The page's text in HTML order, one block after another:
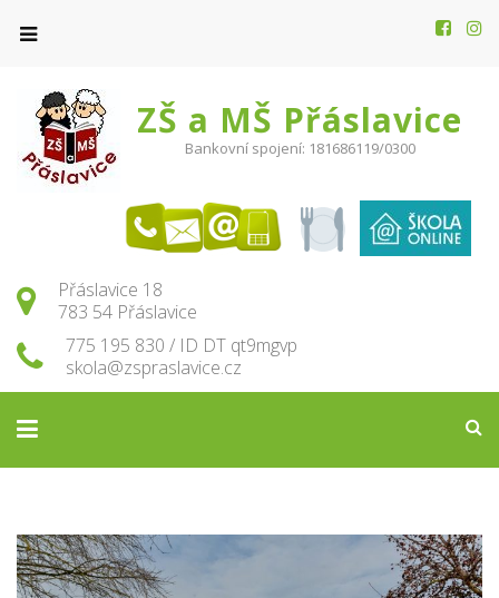
ZŠ a MŠ Přáslavice
Bankovní spojení: 181686119/0300
Přáslavice 18
783 54 Přáslavice
775 195 830 / ID DT qt9mgvp
skola@zspraslavice.cz